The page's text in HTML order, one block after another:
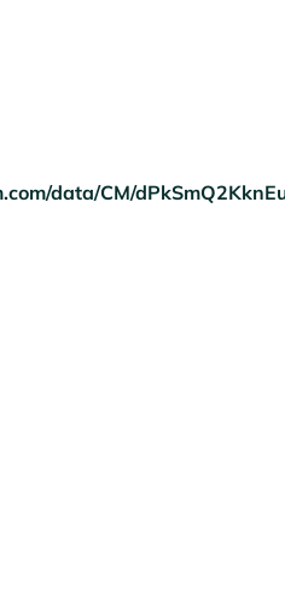
data/CM/